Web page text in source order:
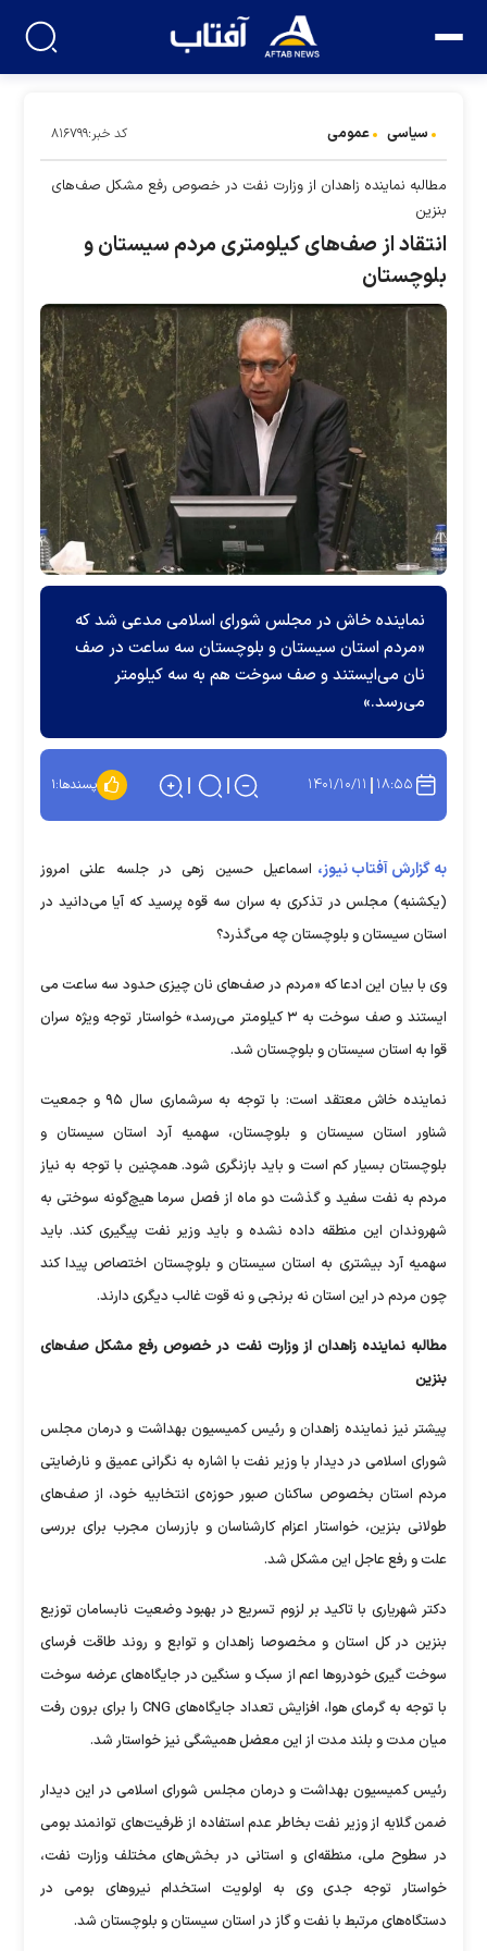
سیاسی عمومی کد خبر:۸۱۶۷۹۹
مطالبه نماینده زاهدان از وزارت نفت در خصوص رفع مشکل صف‌های
بنزین
انتقاد از صف‌های کیلومتری مردم سیستان و
بلوچستان
نماینده خاش در مجلس شورای اسلامی مدعی شد که
«مردم استان سیستان و بلوچستان سه ساعت در صف
نان می‌ایستند و صف سوخت هم به سه کیلومتر
می‌رسد.»
۱۸:۵۵ ۱۴۰۱/۱۰/۱۱ پسندها:۱
به گزارش آفتاب نیوز، اسماعیل حسین زهی در جلسه علنی امروز
(یکشنبه) مجلس در تذکری به سران سه قوه پرسید که آیا می‌دانید در
استان سیستان و بلوچستان چه می‌گذرد؟
وی با بیان این ادعا که «مردم در صف‌های نان چیزی حدود سه ساعت می
ایستند و صف سوخت به ۳ کیلومتر می‌رسد» خواستار توجه ویژه‌ سران
قوا به استان سیستان و بلوچستان شد.
نماینده خاش معتقد است: با توجه به سرشماری سال ۹۵ و جمعیت
شناور استان سیستان و بلوچستان، سهمیه آرد استان سیستان و
بلوچستان بسیار کم است و باید بازنگری شود. همچنین با توجه به نیاز
مردم به نفت سفید و گذشت دو ماه از فصل سرما هیچ‌گونه سوختی به
شهروندان این منطقه داده نشده و باید وزیر نفت پیگیری کند. باید
سهمیه آرد بیشتری به استان سیستان و بلوچستان اختصاص پیدا کند
چون مردم در این استان نه برنجی و نه قوت غالب دیگری دارند.
مطالبه نماینده زاهدان از وزارت نفت در خصوص رفع مشکل صف‌های
بنزین
پیشتر نیز نماینده زاهدان و رئیس کمیسیون بهداشت و درمان مجلس
شورای اسلامی در دیدار با وزیر نفت با اشاره به نگرانی عمیق و نارضایتی
مردم استان بخصوص ساکنان صبور حوزه‌ی انتخابیه خود، از صف‌های
طولانی بنزین، خواستار اعزام کارشناسان و بازرسان مجرب برای بررسی
علت و رفع عاجل این مشکل شد.
دکتر شهریاری با تاکید بر لزوم تسریع در بهبود وضعیت نابسامان توزیع
بنزین در کل استان و مخصوصا زاهدان و توابع و روند طاقت فرسای
سوخت گیری خودرو‌ها اعم از سبک و سنگین در جایگاه‌های عرضه سوخت
با توجه به گرمای هوا، افزایش تعداد جایگاه‌های CNG را برای برون رفت
میان مدت و بلند مدت از این معضل همیشگی نیز خواستار شد.
رئیس کمیسیون بهداشت و درمان مجلس شورای اسلامی در این دیدار
ضمن گلایه از وزیر نفت بخاطر عدم استفاده از ظرفیت‌های توانمند بومی
در سطوح ملی، منطقه‌ای و استانی در بخش‌های مختلف وزارت نفت،
خواستار توجه جدی وی به اولویت استخدام نیرو‌های بومی در
دستگاه‌های مرتبط با نفت و گاز در استان سیستان و بلوچستان شد.